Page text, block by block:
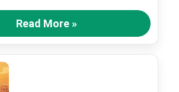
Read More »